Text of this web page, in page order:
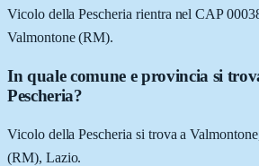
Vicolo della Pescheria rientra nel CAP
Valmontone (RM).
In quale comune e provincia si
Pescheria?
Vicolo della Pescheria si trova a
(RM), Lazio.